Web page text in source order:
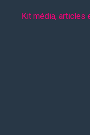
Kit média, articles